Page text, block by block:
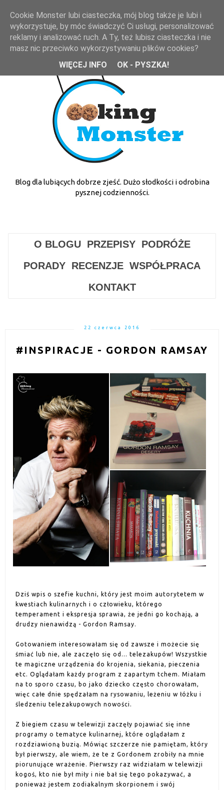
Blog dla lubiących dobrze zjeść. Dużo słodkości i odrobina
pysznej codzienności.
O BLOGU PRZEPISY
PODRÓŻE
PORADY RECENZJE WSPÓŁPRACA
KONTAKT
22 czerwca 2016
#INSPIRACJE - GORDON RAMSAY
Dziś wpis o szefie kuchni, który jest moim autorytetem w
kwestiach kulinarnych i o człowieku, którego
temperament i ekspresja sprawia, że jedni go kochają, a
drudzy nienawidzą - Gordon Ramsay.
Gotowaniem interesowałam się od zawsze i możecie się
śmiać lub nie, ale zaczęło się od... telezakupów! Wszystkie
te magiczne urządzenia do krojenia, siekania, pieczenia
etc. Oglądałam każdy program z zapartym tchem. Miałam
na to sporo czasu, bo jako dziecko często chorowałam,
więc całe dnie spędzałam na rysowaniu, leżeniu w łóżku i
śledzeniu telezakupowych nowości.
Z biegiem czasu w telewizji zaczęły pojawiać się inne
programy o tematyce kulinarnej, które oglądałam z
rozdziawioną buzią. Mówiąc szczerze nie pamiętam, który
był pierwszy, ale wiem, że te z Gordonem zrobiły na mnie
piorunujące wrażenie. Pierwszy raz widziałam w telewizji
kogoś, kto nie był miły i nie bał się tego pokazywać, a
ponieważ jestem zodiakalnym skorpionem i swój
Cookie Monster lubi ciasteczka, mój blog także je lubi i
wykorzystuje, by móc świadczyć Ci usługi, personalizować
reklamy i analizować ruch. A Ty, też lubisz ciasteczka i nie
masz nic przeciwko wykorzystywaniu plików cookies?
WIĘCEJ INFO
OK - PYSZKA!